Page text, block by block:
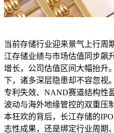
当前存储行业迎来景气上行周
江存储业绩与市场估值同步飙
增长，公司估值区间大幅抬升
下，诸多深层隐患却不容忽视
专利失效、NAND赛道结构性
波动与海外地缘管控的双重压
本狂欢的背后，长江存储的
志性成果，还是绑定行业周期